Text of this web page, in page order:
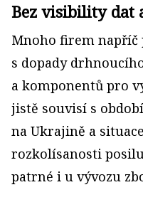
Bez visibility dat
Mnoho firem napříč
s dopady
a komponentů pro
jistě souvisí s
na Ukrajině a
rozkolísanosti
patrné i u vývozu